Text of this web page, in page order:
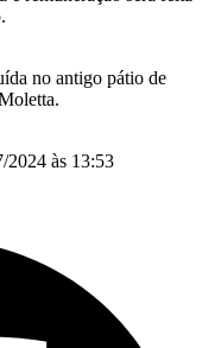
no antigo pátio de
2024 às 13:53